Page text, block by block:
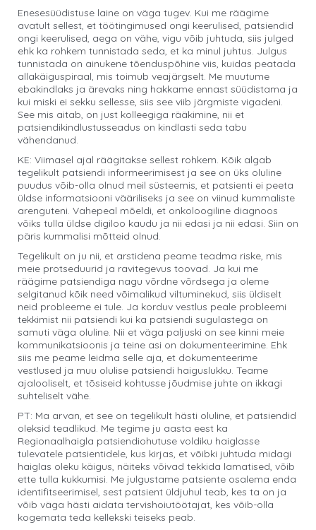
Enesesüüdistuse laine on väga tugev. Kui me räägime
avatult sellest, et töötingimused ongi keerulised, patsiendid
ongi keerulised, aega on vähe, vigu võib juhtuda, siis julged
ehk ka rohkem tunnistada seda, et ka minul juhtus. Julgus
tunnistada on ainukene tõenduspõhine viis, kuidas peatada
allakäiguspiraal, mis toimub veajärgselt. Me muutume
ebakindlaks ja ärevaks ning hakkame ennast süüdistama ja
kui miski ei sekku sellesse, siis see viib järgmiste vigadeni.
See mis aitab, on just kolleegiga rääkimine, nii et
patsiendikindlustusseadus on kindlasti seda tabu
vähendanud.
KE: Viimasel ajal räägitakse sellest rohkem. Kõik algab
tegelikult patsiendi informeerimisest ja see on üks oluline
puudus võib-olla olnud meil süsteemis, et patsienti ei peeta
üldse informatsiooni vääriliseks ja see on viinud kummaliste
arenguteni. Vahepeal mõeldi, et onkoloogiline diagnoos
võiks tulla üldse digiloo kaudu ja nii edasi ja nii edasi. Siin on
päris kummalisi mõtteid olnud.
Tegelikult on ju nii, et arstidena peame teadma riske, mis
meie protseduurid ja ravitegevus toovad. Ja kui me
räägime patsiendiga nagu võrdne võrdsega ja oleme
selgitanud kõik need võimalikud viltuminekud, siis üldiselt
neid probleeme ei tule. Ja korduv vestlus peale probleemi
tekkimist nii patsiendi kui ka patsiendi sugulastega on
samuti väga oluline. Nii et väga paljuski on see kinni meie
kommunikatsioonis ja teine asi on dokumenteerimine. Ehk
siis me peame leidma selle aja, et dokumenteerime
vestlused ja muu olulise patsiendi haiguslukku. Teame
ajalooliselt, et tõsiseid kohtusse jõudmise juhte on ikkagi
suhteliselt vähe.
PT: Ma arvan, et see on tegelikult hästi oluline, et patsiendid
oleksid teadlikud. Me tegime ju aasta eest ka
Regionaalhaigla patsiendiohutuse voldiku haiglasse
tulevatele patsientidele, kus kirjas, et võibki juhtuda midagi
haiglas oleku käigus, näiteks võivad tekkida lamatised, võib
ette tulla kukkumisi. Me julgustame patsiente osalema enda
identifitseerimisel, sest patsient üldjuhul teab, kes ta on ja
võib väga hästi aidata tervishoiutöötajat, kes võib-olla
kogemata teda kellekski teiseks peab.